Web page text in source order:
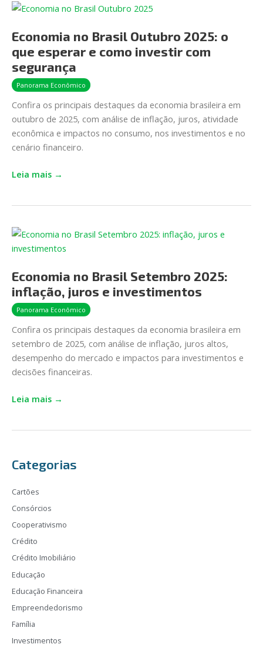
Economia no Brasil Outubro 2025: o
que esperar e como investir com
segurança
Panorama Econômico
Confira os principais destaques da economia brasileira em
outubro de 2025, com análise de inflação, juros, atividade
econômica e impactos no consumo, nos investimentos e no
cenário financeiro.
Economia
Brasil
Outubro
2025:
o
que
esperar
e
como
investir
segurança
Leia mais →
Economia no Brasil Setembro 2025:
inflação, juros e investimentos
Panorama Econômico
Confira os principais destaques da economia brasileira em
setembro de 2025, com análise de inflação, juros altos,
desempenho do mercado e impactos para investimentos e
decisões financeiras.
Economia
no
Setembro
2025:
inflação,
juros
e
investimentos
Leia mais →
Categorias
Cartões
Consórcios
Cooperativismo
Crédito
Crédito Imobiliário
Educação
Educação Financeira
Empreendedorismo
Família
Investimentos